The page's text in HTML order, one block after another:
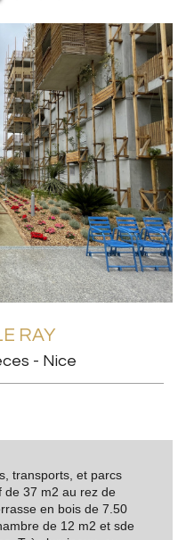
RAY
- Nice
transports, et parcs
de 37 m2 au rez de
en bois de 7.50
de 12 m2 et sde